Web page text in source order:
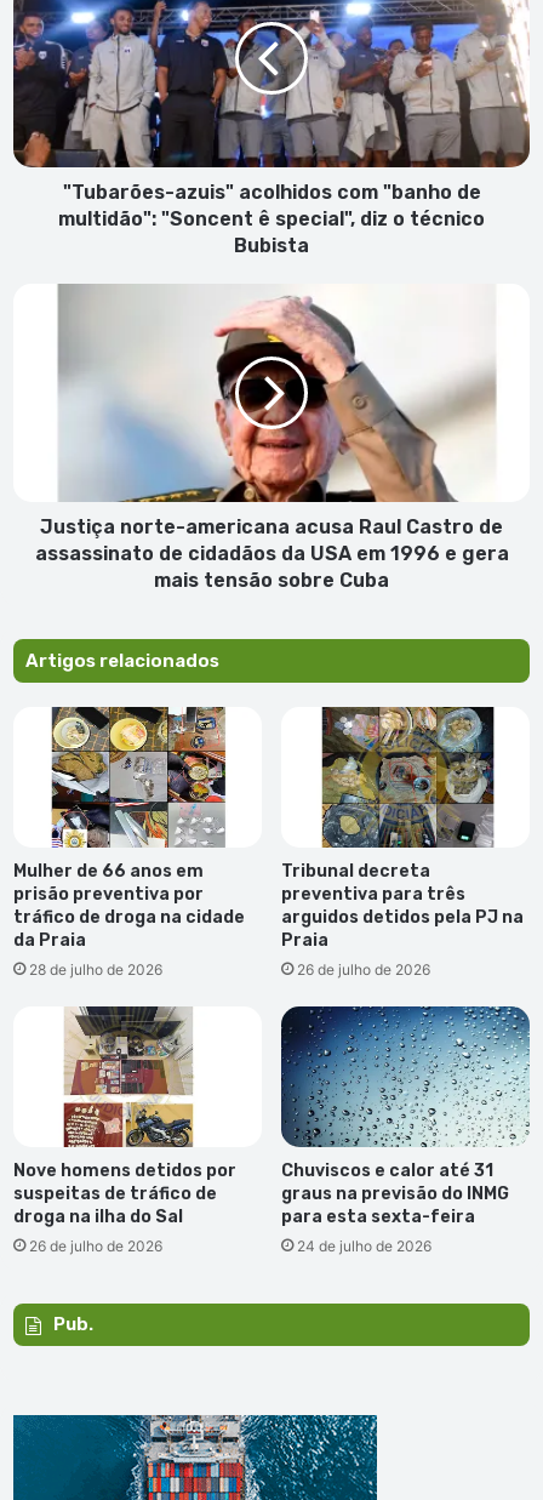
acolhidos
com
"banho
multidão":
"Soncent
ê
special","Tubarões-azuis" acolhidos com "banho de
multidão": "Soncent ê special", diz o técnico
Bubista
cidadãos
e
gera
tensão
sobre
Justiça norte-americana acusa Raul Castro de
assassinato de cidadãos da USA em 1996 e gera
mais tensão sobre Cuba
Artigos relacionados
Mulher de 66 anos em
prisão preventiva por
tráfico de droga na cidade
da Praia
28 de julho de 2026
Tribunal decreta
preventiva para três
arguidos detidos pela PJ na
Praia
26 de julho de 2026
Nove homens detidos por
suspeitas de tráfico de
droga na ilha do Sal
26 de julho de 2026
Chuviscos e calor até 31
graus na previsão do INMG
para esta sexta-feira
24 de julho de 2026
Pub.